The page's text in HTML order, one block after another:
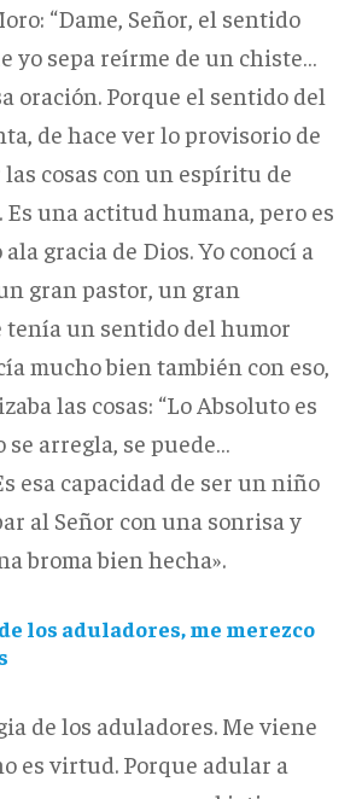
“Dame, Señor, el sentido
yo sepa reírme de un chiste…
oración. Porque el sentido del
de hace ver lo provisorio de
cosas con un espíritu de
una actitud humana, pero es
gracia de Dios. Yo conocí a
gran pastor, un gran
tenía un sentido del humor
mucho bien también con eso,
las cosas: “Lo Absoluto es
arregla, se puede…
esa capacidad de ser un niño
al Señor con una sonrisa y
broma bien hecha».
los aduladores, me merezco
de los aduladores. Me viene
es virtud. Porque adular a